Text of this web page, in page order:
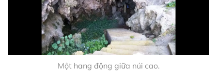
Một hang động giữa núi cao.